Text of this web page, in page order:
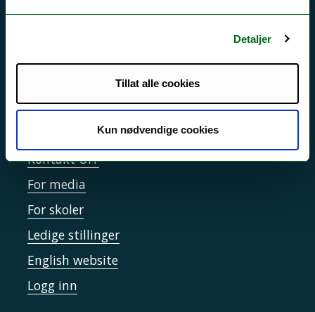
Detaljer
Tillat alle cookies
Kun nødvendige cookies
Informasjonskapsler
Tilgjengelighetserklæring
Kontakt UiT
For media
For skoler
Ledige stillinger
English website
Logg inn